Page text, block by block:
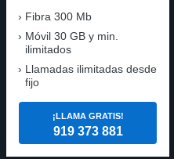
Fibra 300 Mb
Móvil 30 GB y min.
ilimitados
Llamadas ilimitadas desde
fijo
¡LLAMA GRATIS!
919 373 881